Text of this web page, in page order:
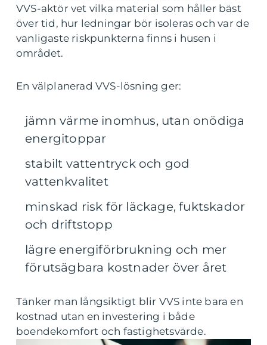
VVS-aktör vet vilka material som håller bäst
över tid, hur ledningar bör isoleras och var de
vanligaste riskpunkterna finns i husen i
området.
En välplanerad VVS-lösning ger:
jämn värme inomhus, utan onödiga
energitoppar
stabilt vattentryck och god
vattenkvalitet
minskad risk för läckage, fuktskador
och driftstopp
lägre energiförbrukning och mer
förutsägbara kostnader över året
Tänker man långsiktigt blir VVS inte bara en
kostnad utan en investering i både
boendekomfort och fastighetsvärde.